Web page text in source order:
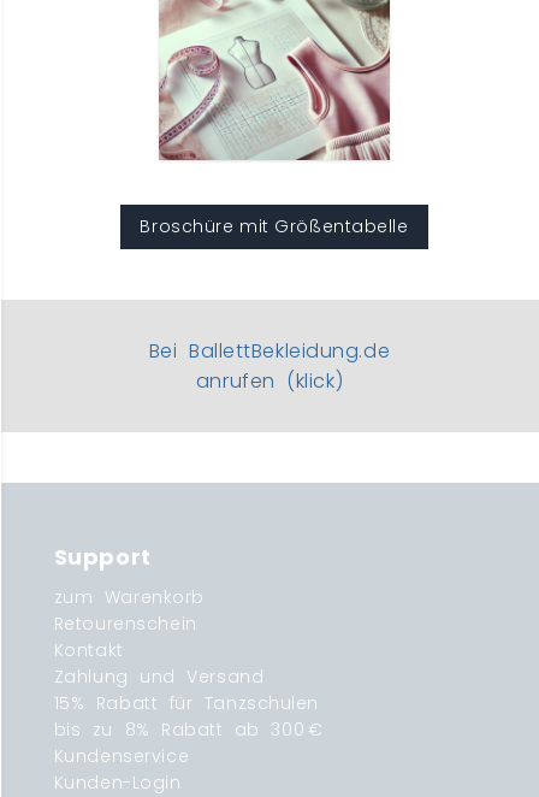
Broschüre mit Größentabelle
Bei BallettBekleidung.de
anrufen (klick)
Support
zum Warenkorb
Retourenschein
Kontakt
Zahlung und Versand
15% Rabatt für Tanzschulen
bis zu 8% Rabatt ab 300 €
Kundenservice
Kunden-Login